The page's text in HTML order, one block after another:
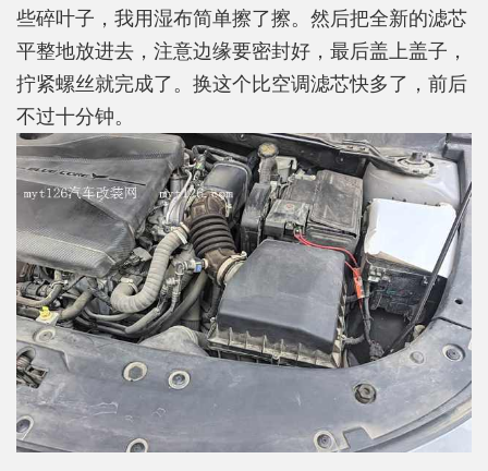
些碎叶子，我用湿布简单擦了擦。然后把全新的滤芯
平整地放进去，注意边缘要密封好，最后盖上盖子，
拧紧螺丝就完成了。换这个比空调滤芯快多了，前后
不过十分钟。